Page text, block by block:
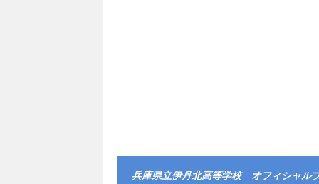
兵庫県立伊丹北高等学校 オフィシャル